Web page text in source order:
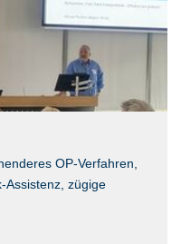
OP-Verfahren,
Assistenz, zügige